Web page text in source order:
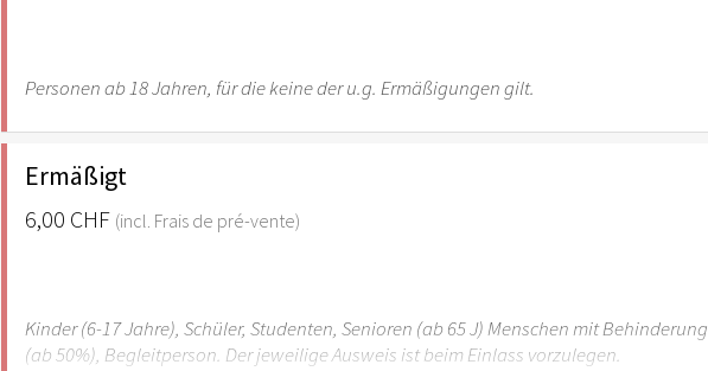
Personen ab 18 Jahren, für die keine der u.g. Ermäßigungen gilt.
Ermäßigt
6,00 CHF (incl. Frais de pré-vente)
Kinder (6-17 Jahre), Schüler, Studenten, Senioren (ab 65 J) Menschen mit Behinderung
(ab 50%), Begleitperson. Der jeweilige Ausweis ist beim Einlass vorzulegen.